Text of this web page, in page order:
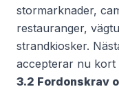
stormarknader,
restauranger,
strandkiosker.
accepterar nu kort
3.2 Fordonskrav